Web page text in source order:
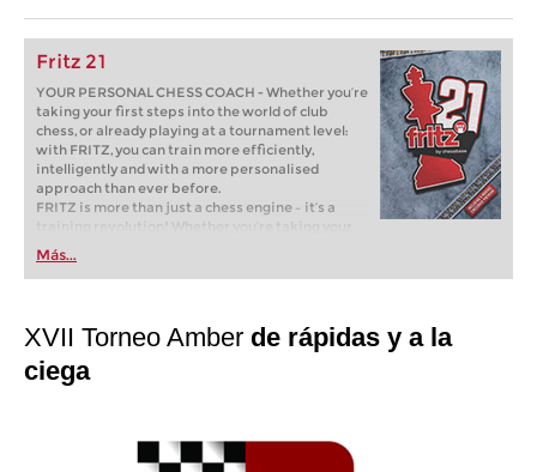
Fritz 21
YOUR PERSONAL CHESS COACH - Whether you’re
taking your first steps into the world of club
chess, or already playing at a tournament level:
with FRITZ, you can train more efficiently,
intelligently and with a more personalised
approach than ever before.
FRITZ is more than just a chess engine – it’s a
training revolution! Whether you’re taking your
first steps into the world of club chess, or already
playing at a tournament level: with FRITZ, you can
train more efficiently, intelligently and with a
Más...
XVII Torneo Amber de rápidas y a la
ciega